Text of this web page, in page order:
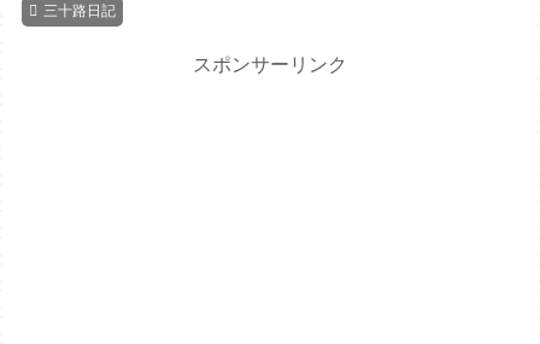
三十路日記
スポンサーリンク